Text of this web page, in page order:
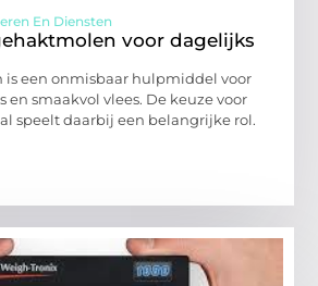
En Diensten
voor dagelijks
is een onmisbaar hulpmiddel voor
en smaakvol vlees. De keuze voor
speelt daarbij een belangrijke rol.